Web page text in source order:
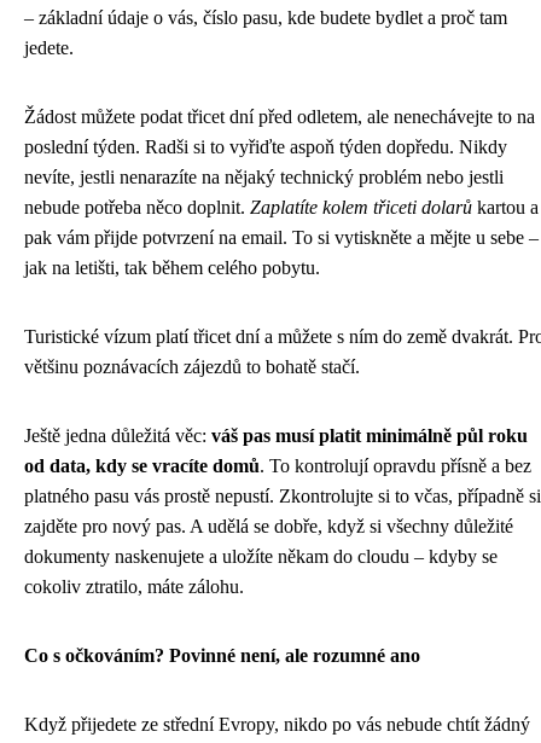
– základní údaje o vás, číslo pasu, kde budete bydlet a proč tam
jedete.
Žádost můžete podat třicet dní před odletem, ale nenechávejte to na
poslední týden. Radši si to vyřiďte aspoň týden dopředu. Nikdy
nevíte, jestli nenarazíte na nějaký technický problém nebo jestli
nebude potřeba něco doplnit. Zaplatíte kolem třiceti dolarů kartou a
pak vám přijde potvrzení na email. To si vytiskněte a mějte u sebe –
jak na letišti, tak během celého pobytu.
Turistické vízum platí třicet dní a můžete s ním do země dvakrát.
většinu poznávacích zájezdů to bohatě stačí.
Ještě jedna důležitá věc: váš pas musí platit minimálně půl roku
od data, kdy se vracíte domů. To kontrolují opravdu přísně a bez
platného pasu vás prostě nepustí. Zkontrolujte si to včas, případně si
zajděte pro nový pas. A udělá se dobře, když si všechny důležité
dokumenty naskenujete a uložíte někam do cloudu – kdyby se
cokoliv ztratilo, máte zálohu.
Co s očkováním? Povinné není, ale rozumné ano
Když přijedete ze střední Evropy, nikdo po vás nebude chtít žádný